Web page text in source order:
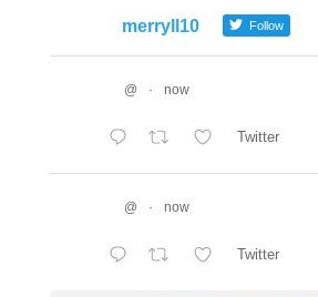
merryll10 Follow
@ · now
Twitter
@ · now
Twitter